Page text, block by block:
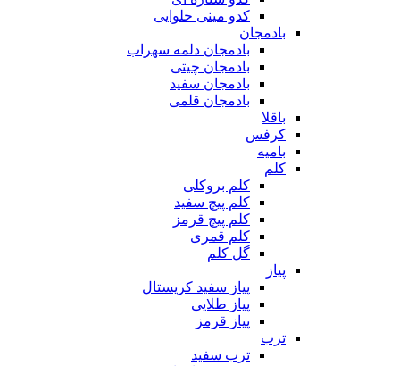
کدو مینی حلوایی
بادمجان
بادمجان دلمه سهراب
بادمجان چیتی
بادمجان سفید
بادمجان قلمی
باقلا
کرفس
بامیه
کلم
کلم بروکلی
کلم پیچ سفید
کلم پیچ قرمز
کلم قمری
گل کلم
پیاز
پیاز سفید کریستال
پیاز طلایی
پیاز قرمز
ترب
ترب سفید